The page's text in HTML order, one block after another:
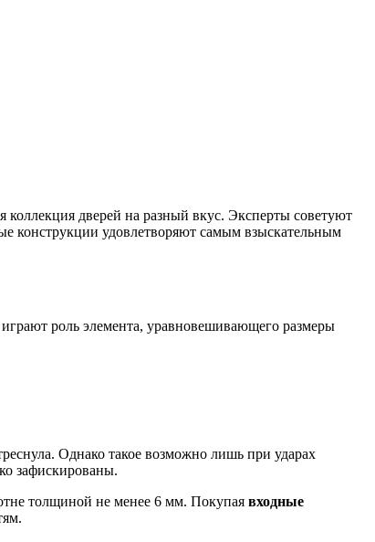
коллекция дверей на разный вкус. Эксперты советуют
конструкции удовлетворяют самым взыскательным
роль элемента, уравновешивающего размеры
Однако такое возможно лишь при ударах
зафискированы.
толщиной не менее 6 мм. Покупая входные